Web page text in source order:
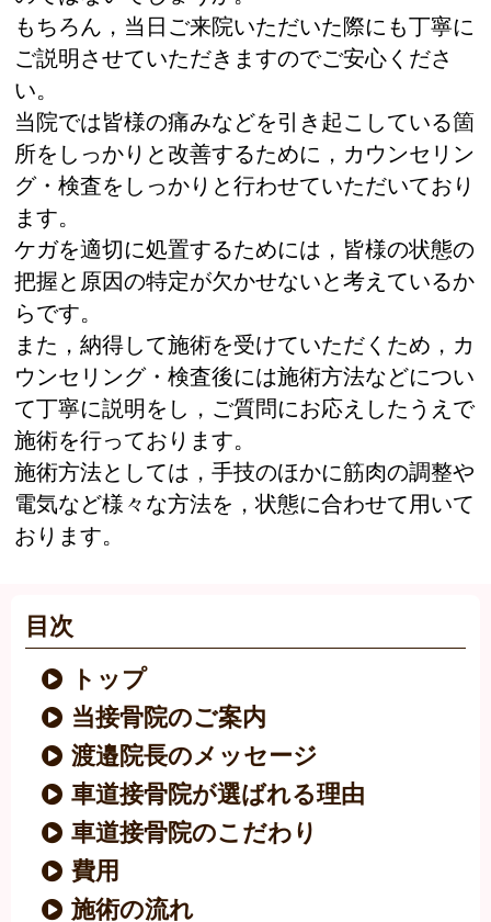
もちろん，当日ご来院いただいた際にも丁寧に
ご説明させていただきますのでご安心くださ
い。
当院では皆様の痛みなどを引き起こしている箇
所をしっかりと改善するために，カウンセリン
グ・検査をしっかりと行わせていただいており
ます。
ケガを適切に処置するためには，皆様の状態の
把握と原因の特定が欠かせないと考えているか
らです。
また，納得して施術を受けていただくため，カ
ウンセリング・検査後には施術方法などについ
て丁寧に説明をし，ご質問にお応えしたうえで
施術を行っております。
施術方法としては，手技のほかに筋肉の調整や
電気など様々な方法を，状態に合わせて用いて
おります。
目次
トップ
当接骨院のご案内
渡邉院長のメッセージ
車道接骨院が選ばれる理由
車道接骨院のこだわり
費用
施術の流れ